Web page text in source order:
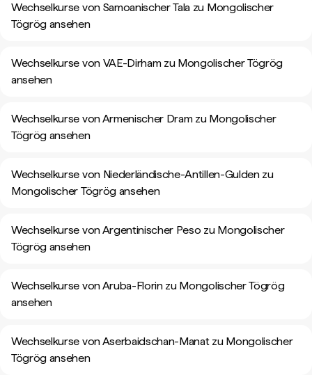
Wechselkurse von Samoanischer Tala zu Mongolischer
Tögrög ansehen
Wechselkurse von VAE-Dirham zu Mongolischer Tögrög
ansehen
Wechselkurse von Armenischer Dram zu Mongolischer
Tögrög ansehen
Wechselkurse von Niederländische-Antillen-Gulden zu
Mongolischer Tögrög ansehen
Wechselkurse von Argentinischer Peso zu Mongolischer
Tögrög ansehen
Wechselkurse von Aruba-Florin zu Mongolischer Tögrög
ansehen
Wechselkurse von Aserbaidschan-Manat zu Mongolischer
Tögrög ansehen